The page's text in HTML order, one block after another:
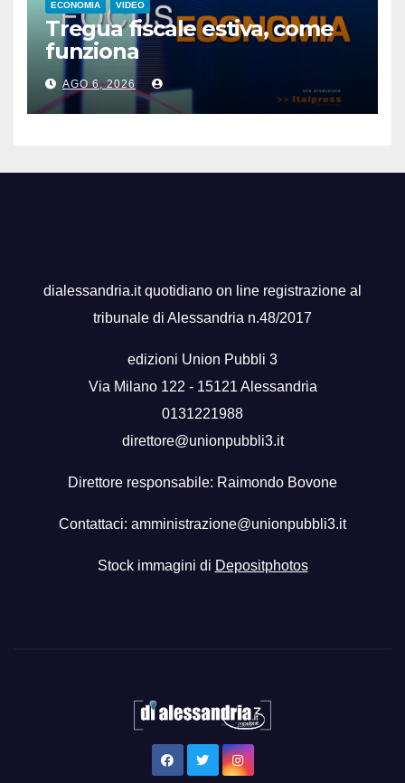
ECONOMIA VIDEO
Tregua fiscale estiva, come
funziona
AGO 6, 2026
dialessandria.it quotidiano on line registrazione al
tribunale di Alessandria n.48/2017
edizioni Union Pubbli 3
Via Milano 122 - 15121 Alessandria
0131221988
direttore@unionpubbli3.it
Direttore responsabile: Raimondo Bovone
Contattaci: amministrazione@unionpubbli3.it
Stock immagini di Depositphotos